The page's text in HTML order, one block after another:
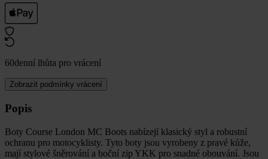
60denní lhůta pro vrácení
Zobrazit podmínky vrácení
Popis
Boty Course London MC Boots nabízejí klasický styl a robustní
ochranu pro motocyklisty. Tyto boty jsou vyrobeny z pravé kůže,
mají stylové šněrování a boční zip YKK pro snadné obouvání. Jsou